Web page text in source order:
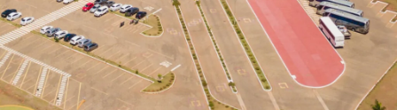
认证
可持续发展报告
Integrity Report
Relatório de Equidade Salarial
媒体中的埃尔多拉多
新闻办公室
EN
ES
中文